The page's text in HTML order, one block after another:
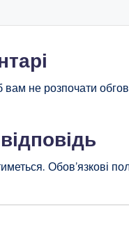
не розпочати
Обов’язкові